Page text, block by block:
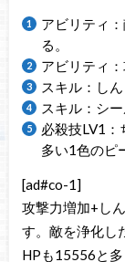
アビリティ
る。
アビリティ
スキル：し
スキル：シ
必殺技LV1：
多い1色のピ
[ad#co-1]
攻撃力増加+し
す。敵を浄化し
HPも15556と